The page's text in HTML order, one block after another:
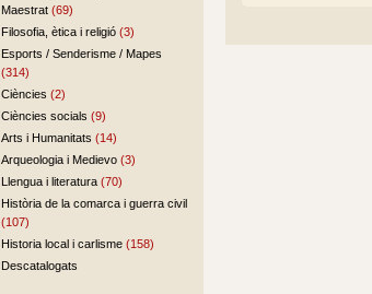
Maestrat (69)
Filosofia, ètica i religió (3)
Esports / Senderisme / Mapes
(314)
Ciències (2)
Ciències socials (9)
Arts i Humanitats (14)
Arqueologia i Medievo (3)
Llengua i literatura (70)
Història de la comarca i guerra civil
(107)
Historia local i carlisme (158)
Descatalogats